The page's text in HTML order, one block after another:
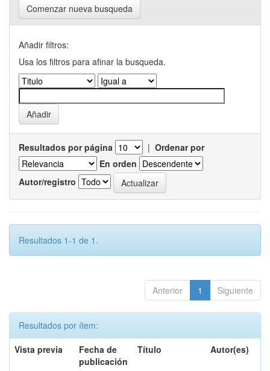
Comenzar nueva busqueda
Añadir filtros:
Usa los filtros para afinar la busqueda.
Resultados por página | Ordenar por
En orden
Autor/registro
Resultados 1-1 de 1.
Anterior 1 Siguiente
Resultados por ítem:
Vista previa
Fecha de
publicación
Título Autor(es)